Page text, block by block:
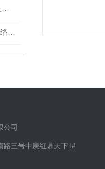
多级真空发生器在自动贴标机上的应用
倍加福已通过 IEC 62443-4-1 网络安全标准认证
公司
路三号中庚红鼎天下1#